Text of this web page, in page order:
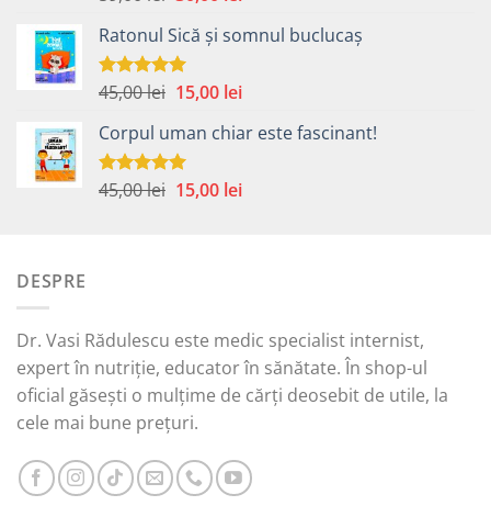
a
fost:
59,00 lei.
este:
Ratonul Sică și somnul buclucaș
Evaluat la
45,00lei Prețul
a
fost:
45,00 lei.
15,00 leiPrețul
este:
Corpul uman chiar este fascinant!
Evaluat la
45,00lei Prețul
15,00 leiPrețul
DESPRE
Dr. Vasi Rădulescu este medic specialist internist,
expert în nutriție, educator în sănătate. În shop-ul
oficial găsești o mulțime de cărți deosebit de utile, la
cele mai bune prețuri.